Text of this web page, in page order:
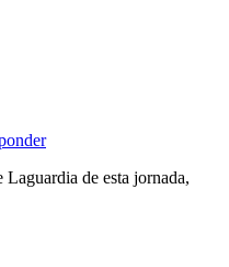
de esta jornada,